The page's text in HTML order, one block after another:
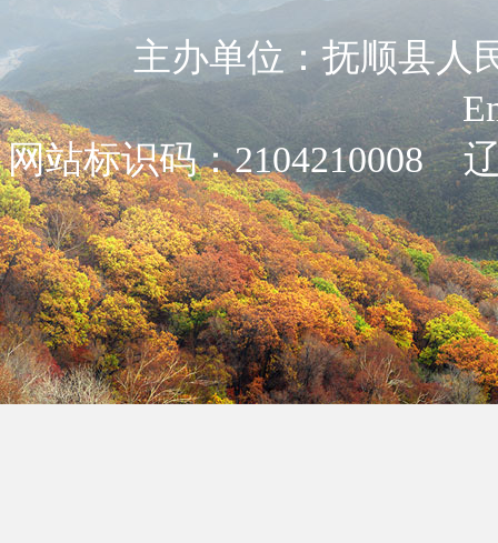
主办单位：抚顺县
网站标识码：2104210008